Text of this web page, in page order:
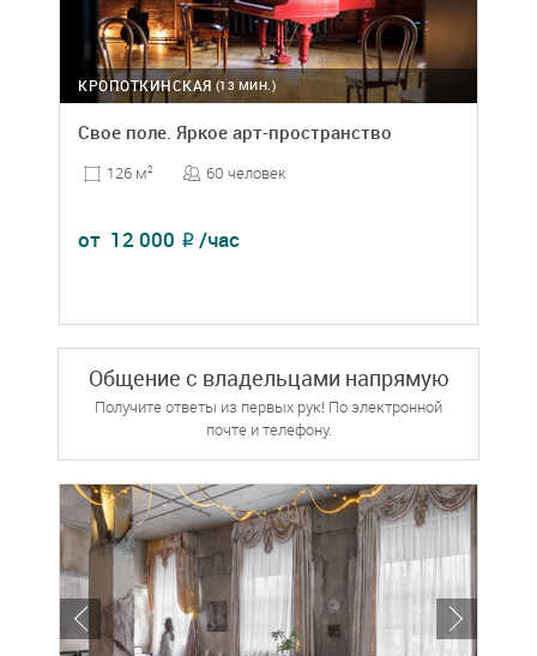
(13 МИН.)
КРОПОТКИНСКАЯ
Свое поле. Яркое арт-пространство
126 м2 60 человек
от 12 000 ₽ /час
Общение с владельцами напрямую
Получите ответы из первых рук! По электронной
почте и телефону.